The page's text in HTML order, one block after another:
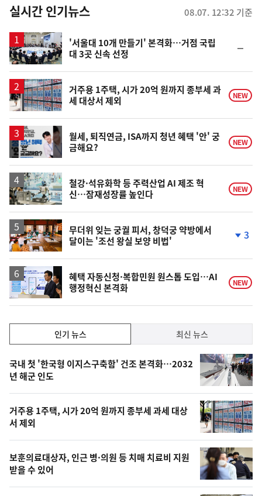
뉴
스
실시간 인기뉴스 08.07. 12:32 기준
'서울대 10개 만들기' 본격화…거점 국립
대 3곳 신속 선정
일
거주용 1주택, 시가 20억 원까지 종부세 과
세 대상서 제외
NEW
월세, 퇴직연금, ISA까지 청년 혜택 '안' 궁
금해요?
NEW
철강·석유화학 등 주력산업 AI 제조 혁
신…잠재성장률 높인다
NEW
무더위 잊는 궁궐 피서, 창덕궁 약방에서
달이는 '조선 왕실 보양 비법'
락
3
혜택 자동신청·복합민원 원스톱 도입…AI
행정혁신 본격화
NEW
기,
최
신,
늘
의
영
상
인기 뉴스 최신 뉴스
기
뉴
스
국내 첫 '한국형 이지스구축함' 건조 본격화…2032
년 해군 인도
거주용 1주택, 시가 20억 원까지 종부세 과세 대상
서 제외
보훈의료대상자, 인근 병·의원 등 치매 치료비 지원
받을 수 있어